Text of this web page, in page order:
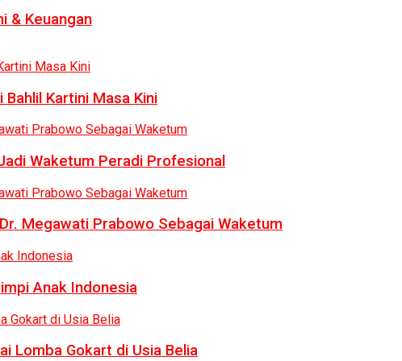
& Keuangan
Kartini Masa Kini
Waketum Peradi Profesional
Megawati Prabowo Sebagai Waketum
Anak Indonesia
Lomba Gokart di Usia Belia